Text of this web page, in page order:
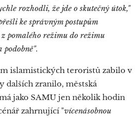
rozhodli, že jde o skutečný útok,"
ke správným postupům
pomalého režimu do režimu
podobně".
islamistických teroristů zabilo v
dalších zranilo, městská
jako SAMU jen několik hodin
zahrnující "vícenásobnou